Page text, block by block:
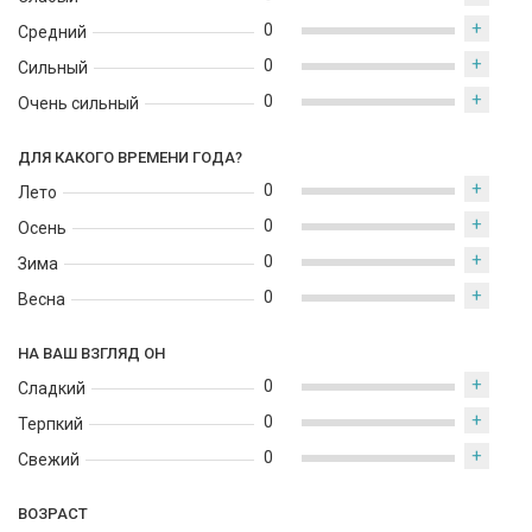
Средний
Сильный
Очень сильный
0 +
0 +
0 +
ДЛЯ КАКОГО ВРЕМЕНИ ГОДА?
Лето
Осень
Зима
Весна
0 +
0 +
0 +
0 +
НА ВАШ ВЗГЛЯД ОН
Сладкий
Терпкий
Свежий
0 +
0 +
0 +
ВОЗРАСТ